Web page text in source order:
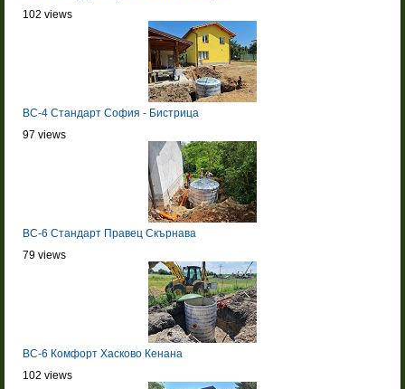
102 views
BC-4 Стандарт София - Бистрица
97 views
BC-6 Стандарт Правец Скърнава
79 views
BC-6 Комфорт Хасково Кенана
102 views